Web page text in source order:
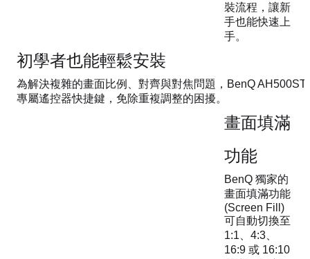
裝流程，讓新
手也能快速上
手。
初學者也能輕鬆安裝
為解決複雜的畫面比例、對齊與對焦問題，BenQ
專屬遙控器快捷鍵，免除重複調整的困擾。
畫面填滿
功能
BenQ 獨家的
畫面填滿功能
(Screen Fill)
可自動切換至
1:1、4:3、
16:9 或 16:10